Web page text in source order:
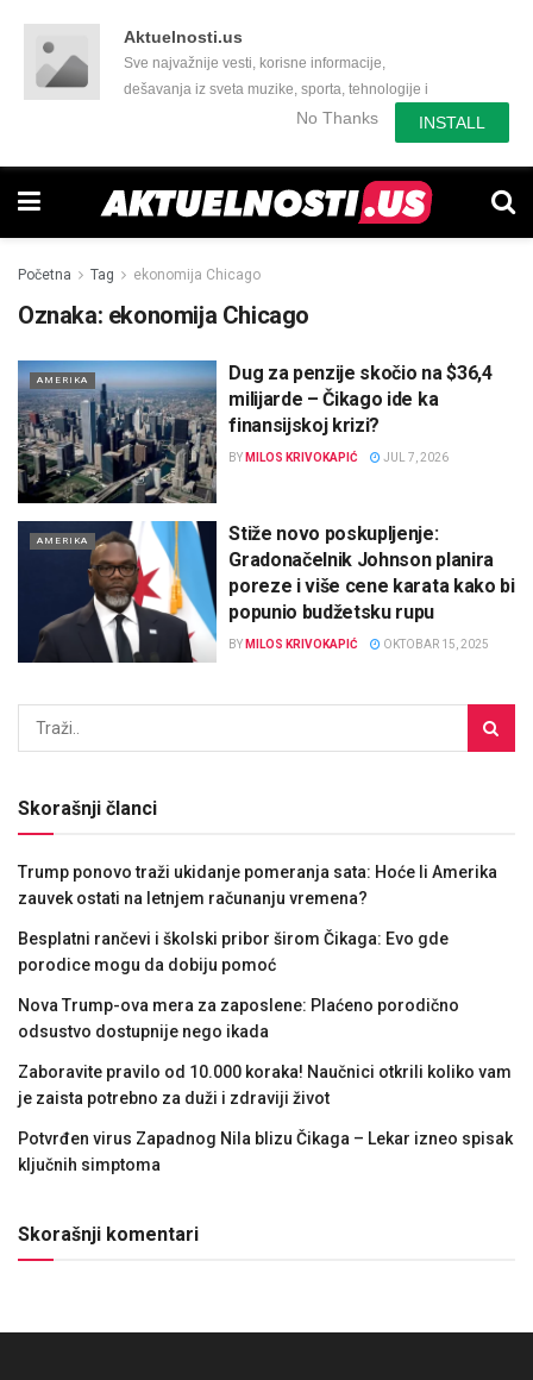
Aktuelnosti.us
Sve najvažnije vesti, korisne informacije,
dešavanja iz sveta muzike, sporta, tehnologije i
još mnogo toga zanimljivog.No Thanks INSTALL
Početna Tag ekonomija Chicago
Oznaka: ekonomija Chicago
AMERIKA
Dug za penzije skočio na $36,4
milijarde – Čikago ide ka
finansijskoj krizi?
BY MILOS KRIVOKAPIĆ JUL 7, 2026
AMERIKA
Stiže novo poskupljenje:
Gradonačelnik Johnson planira
poreze i više cene karata kako bi
popunio budžetsku rupu
BY MILOS KRIVOKAPIĆ OKTOBAR 15, 2025
Skorašnji članci
Trump ponovo traži ukidanje pomeranja sata: Hoće li Amerika
zauvek ostati na letnjem računanju vremena?
Besplatni rančevi i školski pribor širom Čikaga: Evo gde
porodice mogu da dobiju pomoć
Nova Trump-ova mera za zaposlene: Plaćeno porodično
odsustvo dostupnije nego ikada
Zaboravite pravilo od 10.000 koraka! Naučnici otkrili koliko vam
je zaista potrebno za duži i zdraviji život
Potvrđen virus Zapadnog Nila blizu Čikaga – Lekar izneo spisak
ključnih simptoma
Skorašnji komentari